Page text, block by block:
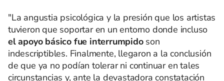
"La angustia psicológica y la presión que los artistas
tuvieron que soportar en un entorno donde incluso
el apoyo básico fue interrumpido son
indescriptibles. Finalmente, llegaron a la conclusión
de que ya no podían tolerar ni continuar en tales
circunstancias y, ante la devastadora constatación